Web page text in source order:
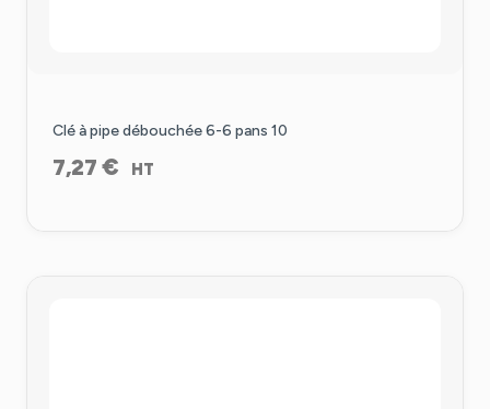
Clé à pipe débouchée 6-6 pans 10
7,27 € HT